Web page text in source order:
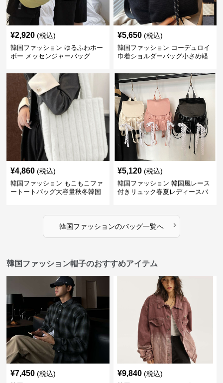
¥2,920 (税込)
韓国ファッション ゆるふわホー
ボー メッセンジャーバッグ
¥5,650 (税込)
韓国ファッション コーデュロイ
巾着ショルダーバッグ小さめ軽
¥4,860 (税込)
韓国ファッション もこもこファ
ートートバッグ大容量秋冬韓国
¥5,120 (税込)
韓国ファッション 韓国風レース
付きリュック春夏レディースバ
韓国ファッションのバッグ一覧へ ›
韓国ファッション帽子のおすすめアイテム
¥7,450 (税込) ¥9,840 (税込)